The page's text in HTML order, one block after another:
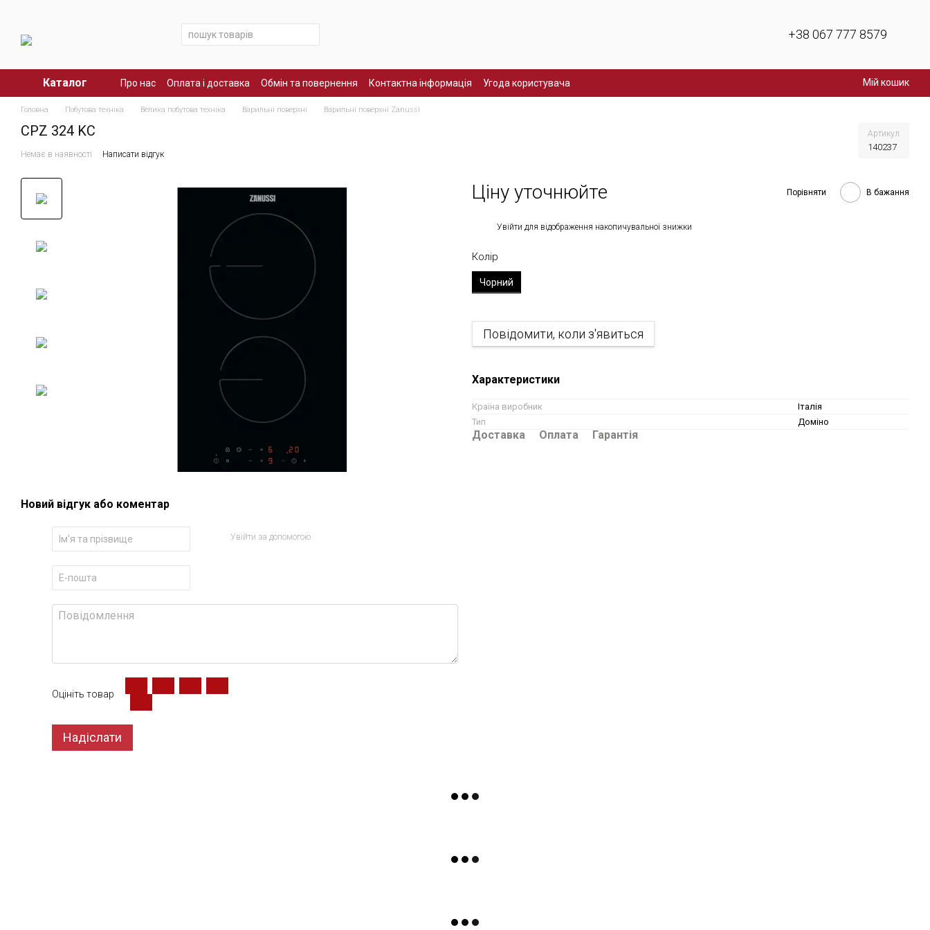
+38 067 777 8579
Каталог Про нас Оплата і доставка Обмін та повернення Контактна інформація Угода користувача Мій кошик
Головна Побутова техніка Велика побутова техніка Варильні поверхні Варильні поверхні Zanussi
CPZ 324 KC Артикул
140237
Немає в наявності Написати відгук
Новий відгук або коментар
Увійти за допомогою
Оцініть товар
Надіслати
Ціну уточнюйте Порівняти В бажання
Увійти для відображення накопичувальної знижки
Колір
Чорний
Повідомити, коли з'явиться
Характеристики
Країна виробник
Італія
Тип
Доміно
Доставка Оплата Гарантія